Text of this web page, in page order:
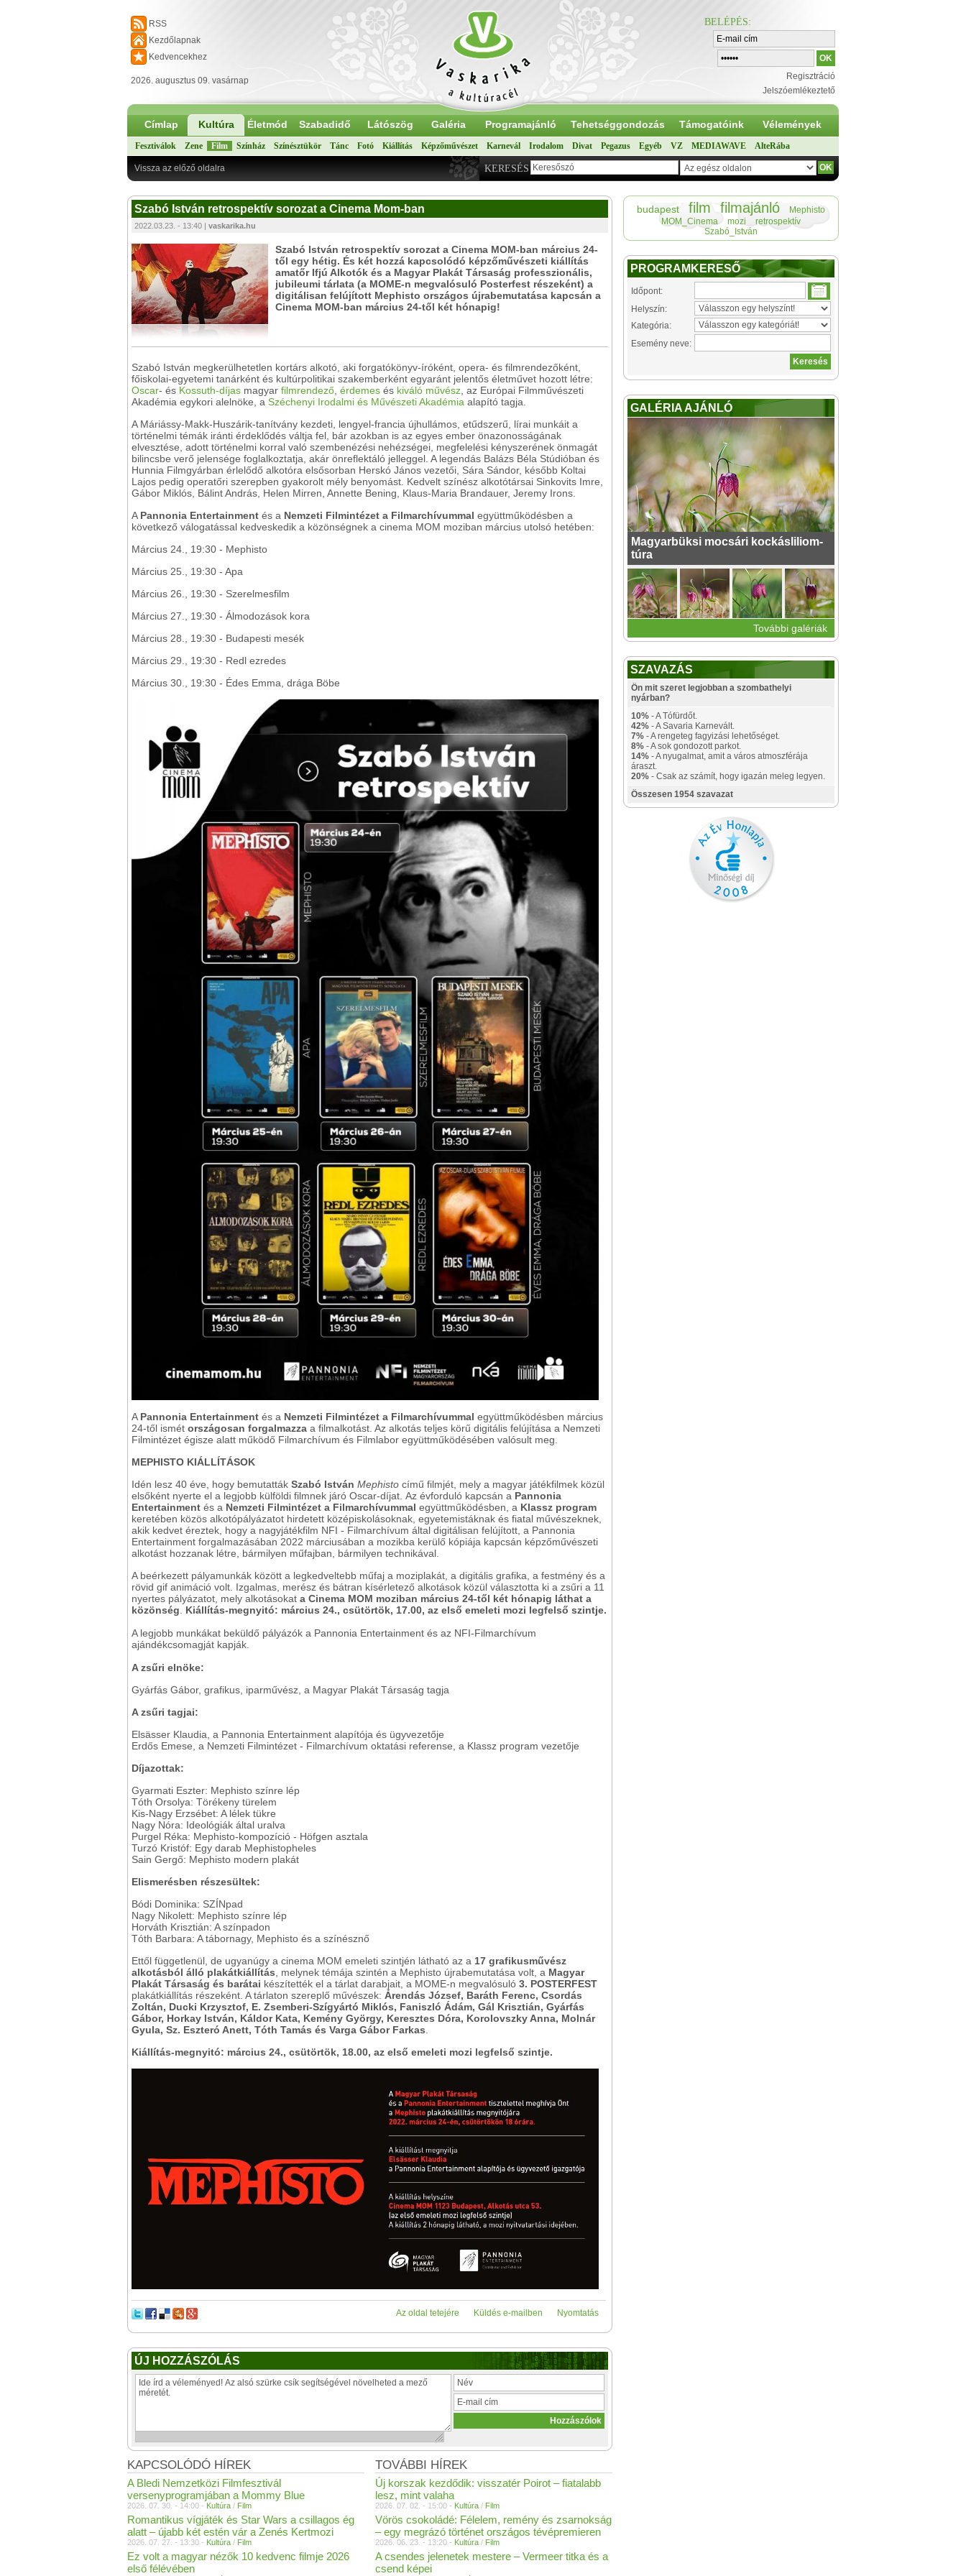
RSS
Kezdőlapnak
Kedvencekhez
2026. augusztus 09. vasárnap
BELÉPÉS:
Regisztráció
Jelszóemlékeztető
Címlap Kultúra Életmód Szabadidő Látószög Galéria Programajánló Tehetséggondozás Támogatóink Vélemények
Fesztiválok Zene Film Színház Színésztükör Tánc Fotó Kiállítás Képzőművészet Karnevál Irodalom Divat Pegazus Egyéb VZ MEDIAWAVE AlteRába
KERESÉS
Vissza az előző oldalra
Szabó István retrospektív sorozat a Cinema Mom-ban
2022.03.23. - 13:40 | vaskarika.hu
Szabó István retrospektív sorozat a Cinema MOM-ban március 24-
től egy hétig. És két hozzá kapcsolódó képzőművészeti kiállítás
amatőr Ifjú Alkotók és a Magyar Plakát Társaság professzionális,
jubileumi tárlata (a MOME-n megvalósuló Posterfest részeként) a
digitálisan felújított Mephisto országos újrabemutatása kapcsán a
Cinema MOM-ban március 24-től két hónapig!
Szabó István megkerülhetetlen kortárs alkotó, aki forgatókönyv-íróként, opera- és filmrendezőként,
főiskolai-egyetemi tanárként és kultúrpolitikai szakemberként egyaránt jelentős életművet hozott létre:
Oscar- és Kossuth-díjas magyar filmrendező érdemes és kiváló művész , az Európai Filmművészeti
Akadémia egykori alelnöke, a Széchenyi Irodalmi és Művészeti Akadémia alapító tagja.
A Máriássy-Makk-Huszárik-tanítvány kezdeti, lengyel-francia újhullámos, etűdszerű, lírai munkáit a
történelmi témák iránti érdeklődés váltja fel, bár azokban is az egyes ember önazonosságának
elvesztése, adott történelmi korral való szembenézési nehézségei, megfelelési kényszerének önmagát
bilincsbe verő jelensége foglalkoztatja, akár önreflektáló jelleggel. A legendás Balázs Béla Stúdióban és
Hunnia Filmgyárban érlelődő alkotóra elsősorban Herskó János vezetői, Sára Sándor, később Koltai
Lajos pedig operatőri szerepben gyakorolt mély benyomást. Kedvelt színész alkotótársai Sinkovits Imre,
Gábor Miklós, Bálint András, Helen Mirren, Annette Bening, Klaus-Maria Brandauer, Jeremy Irons.
A Pannonia Entertainment és a Nemzeti Filmintézet a Filmarchívummal együttműködésben a
következő válogatással kedveskedik a közönségnek a cinema MOM moziban március utolsó hetében:
Március 24., 19:30 - Mephisto
Március 25., 19:30 - Apa
Március 26., 19:30 - Szerelmesfilm
Március 27., 19:30 - Álmodozások kora
Március 28., 19:30 - Budapesti mesék
Március 29., 19:30 - Redl ezredes
Március 30., 19:30 - Édes Emma, drága Böbe
A Pannonia Entertainment és a Nemzeti Filmintézet a Filmarchívummal együttműködésben március
24-től ismét országosan forgalmazza a filmalkotást. Az alkotás teljes körű digitális felújítása a Nemzeti
Filmintézet égisze alatt működő Filmarchívum és Filmlabor együttműködésében valósult meg.
MEPHISTO KIÁLLÍTÁSOK
Idén lesz 40 éve, hogy bemutatták Szabó István Mephisto című filmjét, mely a magyar játékfilmek közül
elsőként nyerte el a legjobb külföldi filmnek járó Oscar-díjat. Az évforduló kapcsán a Pannonia
Entertainment és a Nemzeti Filmintézet a Filmarchívummal együttműködésben, a Klassz program
keretében közös alkotópályázatot hirdetett középiskolásoknak, egyetemistáknak és fiatal művészeknek,
akik kedvet éreztek, hogy a nagyjátékfilm NFI - Filmarchívum által digitálisan felújított, a Pannonia
Entertainment forgalmazásában 2022 márciusában a mozikba kerülő kópiája kapcsán képzőművészeti
alkotást hozzanak létre, bármilyen műfajban, bármilyen technikával.
A beérkezett pályamunkák között a legkedveltebb műfaj a moziplakát, a digitális grafika, a festmény és a
rövid gif animáció volt. Izgalmas, merész és bátran kísérletező alkotások közül választotta ki a zsűri a 11
nyertes pályázatot, mely alkotásokat a Cinema MOM moziban március 24-től két hónapig láthat a
közönség. Kiállítás-megnyitó: március 24., csütörtök, 17.00, az első emeleti mozi legfelső szintje.
A legjobb munkákat beküldő pályázók a Pannonia Entertainment és az NFI-Filmarchívum
ajándékcsomagját kapják.
A zsűri elnöke:
Gyárfás Gábor, grafikus, iparművész, a Magyar Plakát Társaság tagja
A zsűri tagjai:
Elsässer Klaudia, a Pannonia Entertainment alapítója és ügyvezetője
Erdős Emese, a Nemzeti Filmintézet - Filmarchívum oktatási referense, a Klassz program vezetője
Díjazottak:
Gyarmati Eszter: Mephisto színre lép
Tóth Orsolya: Törékeny türelem
Kis-Nagy Erzsébet: A lélek tükre
Nagy Nóra: Ideológiák által uralva
Purgel Réka: Mephisto-kompozíció - Höfgen asztala
Turzó Kristóf: Egy darab Mephistopheles
Sain Gergő: Mephisto modern plakát
Elismerésben részesültek:
Bódi Dominika: SZÍNpad
Nagy Nikolett: Mephisto színre lép
Horváth Krisztián: A színpadon
Tóth Barbara: A tábornagy, Mephisto és a színésznő
Ettől függetlenül, de ugyanúgy a cinema MOM emeleti szintjén látható az a 17 grafikusművész
alkotásból álló plakátkiállítás, melynek témája szintén a Mephisto újrabemutatása volt, a Magyar
Plakát Társaság és barátai készítették el a tárlat darabjait, a MOME-n megvalósuló 3. POSTERFEST
plakátkiállítás részeként. A tárlaton szereplő művészek: Árendás József, Baráth Ferenc, Csordás
Zoltán, Ducki Krzysztof, E. Zsemberi-Szígyártó Miklós, Faniszló Ádám, Gál Krisztián, Gyárfás
Gábor, Horkay István, Káldor Kata, Kemény György, Keresztes Dóra, Korolovszky Anna, Molnár
Gyula, Sz. Eszteró Anett, Tóth Tamás és Varga Gábor Farkas.
Kiállítás-megnyitó: március 24., csütörtök, 18.00, az első emeleti mozi legfelső szintje.
Nyomtatás
Küldés e-mailben
Az oldal tetejére
ÚJ HOZZÁSZÓLÁS
TOVÁBBI HÍREK
Új korszak kezdődik: visszatér Poirot – fiatalabb
lesz, mint valaha
2026. 07. 02. - 15:00 - Kultúra / Film
Vörös csokoládé: Félelem, remény és zsarnokság
– egy megrázó történet országos tévépremieren
2026. 06. 23. - 13:20 - Kultúra / Film
A csendes jelenetek mestere – Vermeer titka és a
csend képei
KAPCSOLÓDÓ HÍREK
A Bledi Nemzetközi Filmfesztivál
versenyprogramjában a Mommy Blue
2026. 07. 30. - 14:00 - Kultúra / Film
Romantikus vígjáték és Star Wars a csillagos ég
alatt – újabb két estén vár a Zenés Kertmozi
2026. 07. 27. - 13:30 - Kultúra / Film
Ez volt a magyar nézők 10 kedvenc filmje 2026
első félévében
budapest film filmajánló
Mephisto
MOM_Cinema
mozi
retrospektív
Szabó_István
PROGRAMKERESŐ
Időpont:
Helyszín:
Kategória:
Esemény neve:
GALÉRIA AJÁNLÓ
Magyarbüksi mocsári kockásliliom-
túra
További galériák
SZAVAZÁS
Ön mit szeret legjobban a szombathelyi
nyárban?
10% - A Tófürdőt.
42% - A Savaria Karnevált.
7% - A rengeteg fagyizási lehetőséget.
8% - A sok gondozott parkot.
14% - A nyugalmat, amit a város atmoszférája
áraszt.
20% - Csak az számít, hogy igazán meleg legyen.
Összesen 1954 szavazat